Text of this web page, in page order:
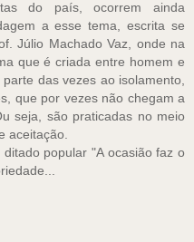
do país, ocorrem ainda
a esse tema, escrita se
Júlio Machado Vaz, onde na
que é criada entre homem e
das vezes ao isolamento,
que por vezes não chegam a
seja, são praticadas no meio
aceitação.
popular "A ocasião faz o